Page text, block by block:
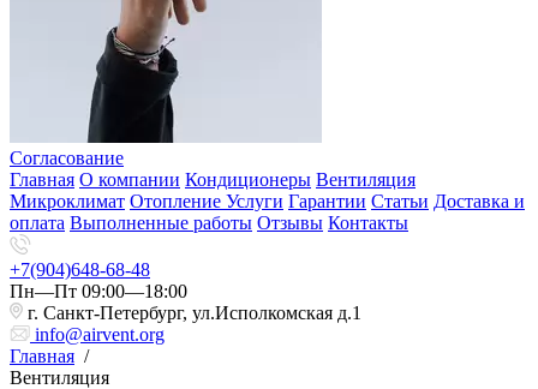
Согласование
Главная О компании Кондиционеры Вентиляция
Микроклимат Отопление Услуги Гарантии Статьи Доставка и
оплата Выполненные работы Отзывы Контакты
+7(904)648-68-48
Пн—Пт 09:00—18:00
г. Санкт-Петербург, ул.Исполкомская д.1
info@airvent.org
Главная /
Вентиляция